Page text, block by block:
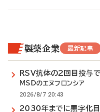
製薬企業 最新記事
RSV抗体の2回目投与
MSDのエヌフロンシア
2026/8/7 20:43
2030年までに黒字化